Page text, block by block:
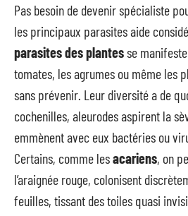
Pas besoin de devenir spécialiste
les principaux parasites aide
parasites des plantesse
tomates, les agrumes ou même les
sans prévenir. Leur diversité a de
cochenilles, aleurodes aspirent la
emmènent avec eux bactéries ou
Certains, comme lesacariens, on
l’araignée rouge, colonisent
feuilles, tissant des toiles quasi